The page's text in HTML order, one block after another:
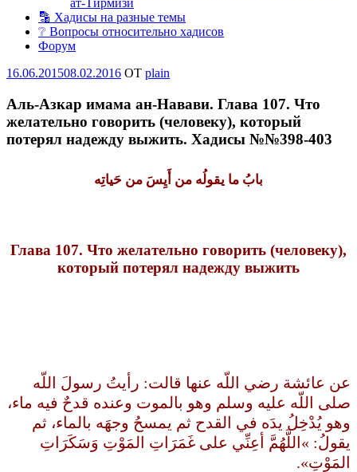
ат-Тирмизи
🔡 Хадисы на разные темы
❔ Вопросы относительно хадисов
Форум
Опубликовано
16.06.201508.02.2016 OT plain
Аль-Азкар имама ан-Навави. Глава 107. Что
желательно говорить (человеку), который
потерял надежду выжить. Хадисы №№398-403
بابُ ما يقولُه من أَيِسَ من حَياتِه
Глава 107. Что желательно говорить (человеку),
который потерял надежду выжить
عن عائشة رضي اللّه عنها قالت‏:‏ رأيتُ رسولَ اللّه
صلى اللّه عليه وسلم وهو بالموت وعنده قدحٌ فيه ماء،
وهو يُدْخِلُ يدَه في القدح ثم يمسحُ وجهَه بالماء، ثم
يقولُ‏:‏ ‏»‏اللَّهُمَّ أعِنِّي على غَمَرَاتِ المَوْتِ وَسَكَرَاتِ
المَوْتِ‏»‏‏.‏‏